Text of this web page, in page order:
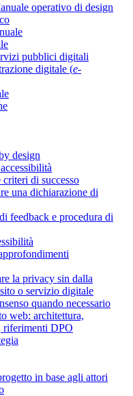
operativo di design
pubblici digitali
digitale (e-
design
di successo
una dichiarazione di
feedback e procedura di
la privacy sin dalla
o servizio digitale
quando necessario
web: architettura,
riferimenti DPO
in base agli attori